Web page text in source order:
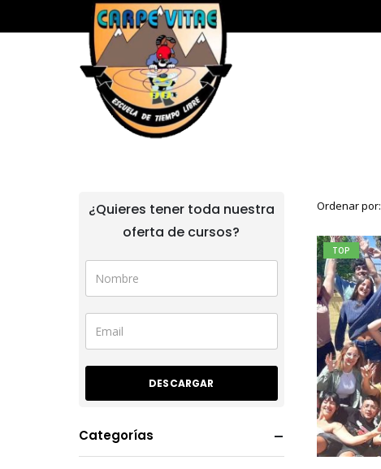
Ordenar por:
TOP
¿Quieres tener toda nuestra
oferta de cursos?
Categorías